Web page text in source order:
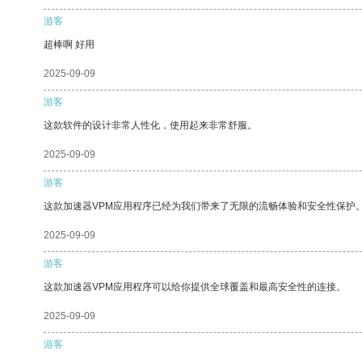
游客
超棒啊 好用
2025-09-09
游客
这款软件的设计非常人性化，使用起来非常舒服。
2025-09-09
游客
这款加速器VPM应用程序已经为我们带来了无限的流畅体验和安全性保护
2025-09-09
游客
这款加速器VPM应用程序可以给你提供全球覆盖和最高安全性的连接。
2025-09-09
游客